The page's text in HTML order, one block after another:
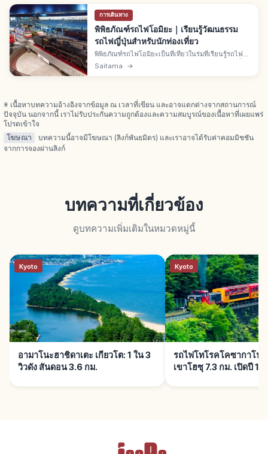
การเดินทาง
พิพิธภัณฑ์รถไฟโอมิยะ｜เรียนรู้วัฒนธรรม
รถไฟญี่ปุ่นสำหรับนักท่องเที่ยว
พิพิธภัณฑ์รถไฟโอมิยะเป็นที่เที่ยวในร่มที่เรียนรู้รถไฟ
ญี่ปุ่นผ่านขบวนรถจริง โมเดล และนิทรรศการ ไกด์นี้
Saitama →
※ เนื้อหาบทความอ้างอิงจากข้อมูล ณ เวลาที่เขียน และอาจแตกต่างจากสถานการณ์
ปัจจุบัน นอกจากนี้ เราไม่รับประกันความถูกต้องและความสมบูรณ์ของเนื้อหาที่เผยแพร่
โปรดเข้าใจ
โฆษณา
บทความนี้อาจมีโฆษณา (ลิงก์พันธมิตร) และเราอาจได้รับค่าคอมมิชชัน
จากการจองผ่านลิงก์
บทความที่เกี่ยวข้อง
ดูบทความเพิ่มเติมในหมวดหมู่นี้
Kyoto
อามาโนะฮาชิดาเตะ เกียวโต: 1 ใน 3
วิวดัง สันดอน 3.6 กม.
Kyoto
รถไฟโทโรคโคซากาโนะ
เขาโฮซุ 7.3 กม. เปิดปี